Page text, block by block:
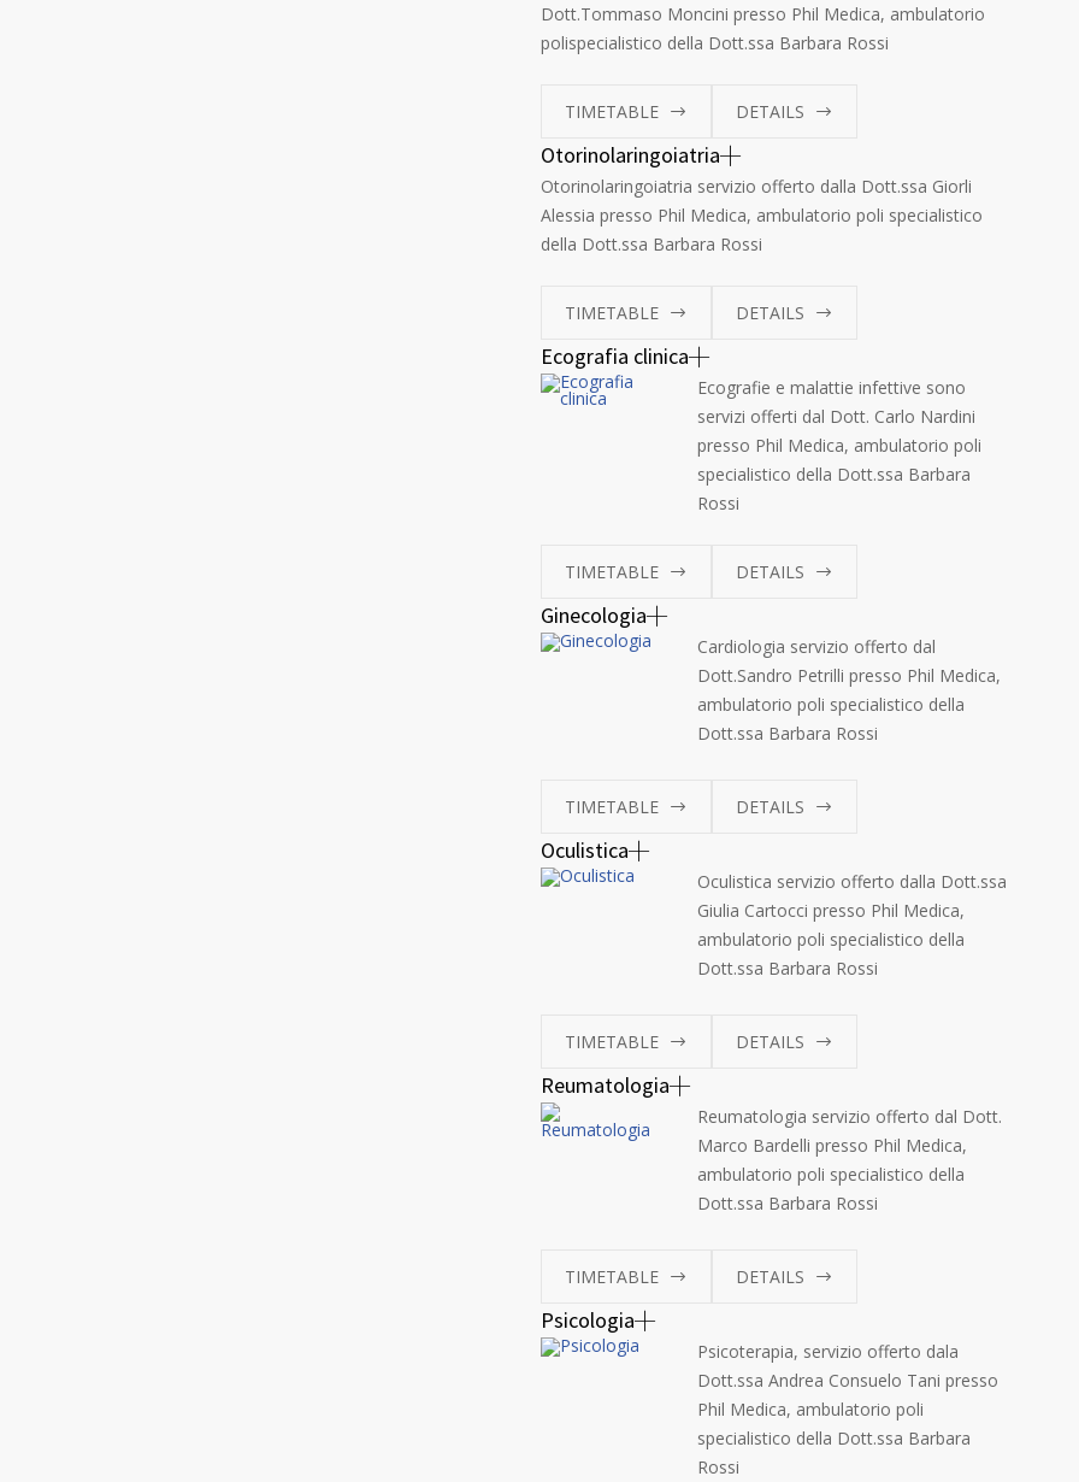
Dott.Tommaso Moncini presso Phil Medica, ambulatorio
polispecialistico della Dott.ssa Barbara Rossi
TIMETABLE DETAILS
Otorinolaringoiatria
Otorinolaringoiatria servizio offerto dalla Dott.ssa Giorli
Alessia presso Phil Medica, ambulatorio poli specialistico
della Dott.ssa Barbara Rossi
TIMETABLE DETAILS
Ecografia clinica
Ecografie e malattie infettive sono
servizi offerti dal Dott. Carlo Nardini
presso Phil Medica, ambulatorio poli
specialistico della Dott.ssa Barbara
Rossi
TIMETABLE DETAILS
Ginecologia
Cardiologia servizio offerto dal
Dott.Sandro Petrilli presso Phil Medica,
ambulatorio poli specialistico della
Dott.ssa Barbara Rossi
TIMETABLE DETAILS
Oculistica
Oculistica servizio offerto dalla Dott.ssa
Giulia Cartocci presso Phil Medica,
ambulatorio poli specialistico della
Dott.ssa Barbara Rossi
TIMETABLE DETAILS
Reumatologia
Reumatologia servizio offerto dal Dott.
Marco Bardelli presso Phil Medica,
ambulatorio poli specialistico della
Dott.ssa Barbara Rossi
TIMETABLE DETAILS
Psicologia
Psicoterapia, servizio offerto dala
Dott.ssa Andrea Consuelo Tani presso
Phil Medica, ambulatorio poli
specialistico della Dott.ssa Barbara
Rossi